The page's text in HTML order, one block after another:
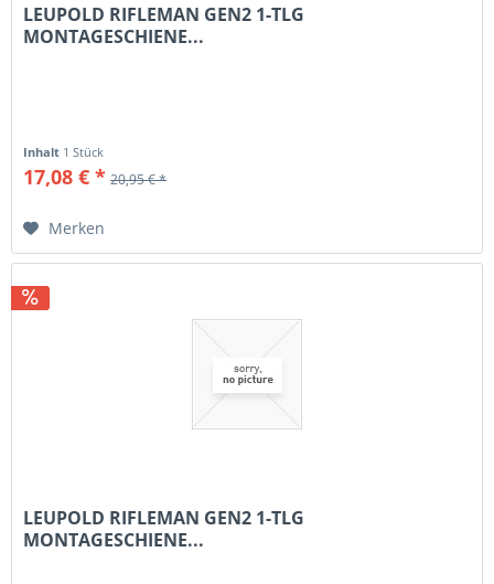
LEUPOLD RIFLEMAN GEN2 1-TLG
MONTAGESCHIENE...
Inhalt 1 Stück
17,08 € * 20,95 € *
Merken
LEUPOLD RIFLEMAN GEN2 1-TLG
MONTAGESCHIENE...